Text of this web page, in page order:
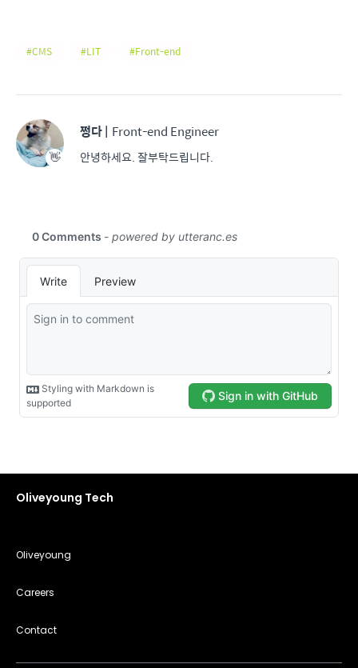
CMS LIT Front-end
👋
쩡다| Front-end Engineer
안녕하세요. 잘부탁드립니다.
Oliveyoung Tech
Oliveyoung
Careers
Contact